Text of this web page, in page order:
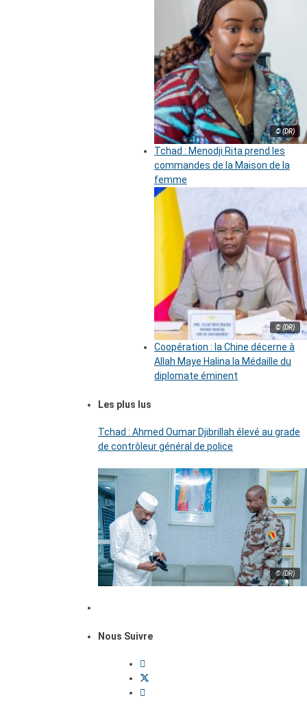
© (DR)
Tchad : Menodji Rita prend les
commandes de la Maison de la
femme
© (DR)
Coopération : la Chine décerne à
Allah Maye Halina la Médaille du
diplomate éminent
Les plus lus
Tchad : Ahmed Oumar Djibrillah élevé au grade
de contrôleur général de police
© (DR)
Nous Suivre